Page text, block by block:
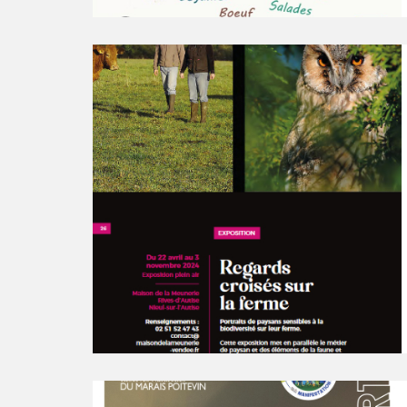
Continuer
la
lecture
Regards
croisés
sur
Continuer